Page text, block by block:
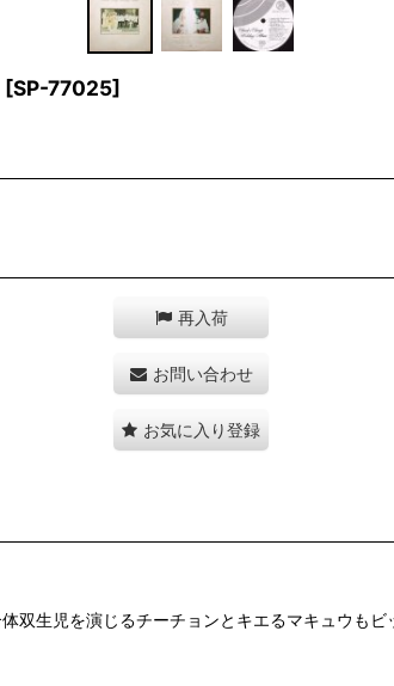
[SP-77025]
再入荷
お問い合わせ
お気に入り登録
双生児を演じるチーチョンとキエるマキュウも